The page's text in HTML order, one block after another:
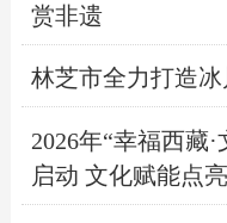
赏非遗
林芝市全力打造
2026年“幸福西藏
启动 ​文化赋能点